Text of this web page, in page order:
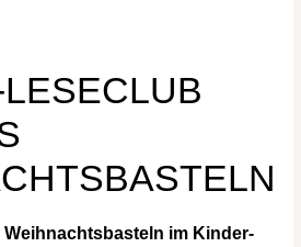
im Kinder-